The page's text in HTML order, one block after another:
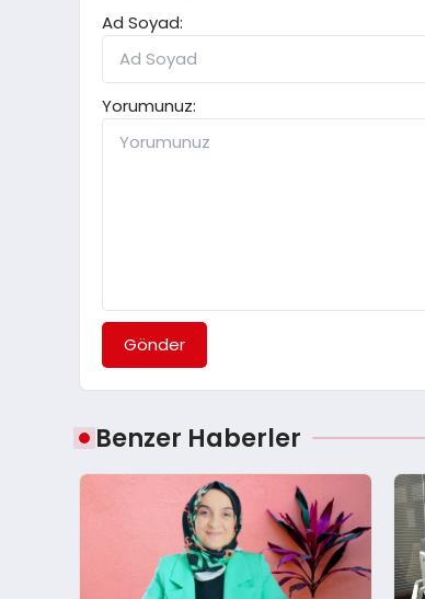
Ad Soyad:
Yorumunuz:
Gönder
Benzer Haberler